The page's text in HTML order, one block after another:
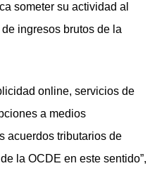
someter su actividad al
ingresos brutos de la
online, servicios de
a medios
acuerdos tributarios de
la OCDE en este sentido”,